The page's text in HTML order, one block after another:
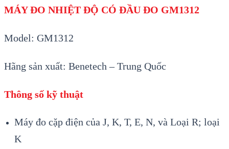
MÁY ĐO NHIỆT ĐỘ CÓ ĐẦU ĐO GM1312
Model: GM1312
Hãng sản xuất: Benetech – Trung Quốc
Thông số kỹ thuật
Máy đo cặp điện của J, K, T, E, N, và Loại R; loại
K